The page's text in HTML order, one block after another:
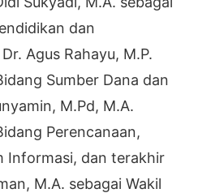
dan
Agus Rahayu, M.P.
Sumber Dana dan
M.Pd, M.A.
Perencanaan,
Informasi, dan terakhir
M.A. sebagai Wakil